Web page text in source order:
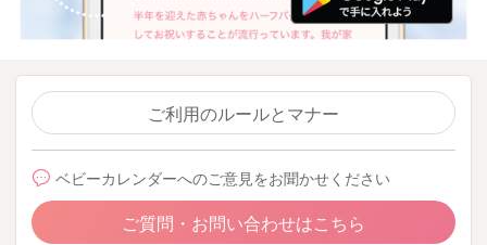
ご利用のルールとマナー
ベビーカレンダーへのご意見をお聞かせください
ご質問・お問い合わせはこちら